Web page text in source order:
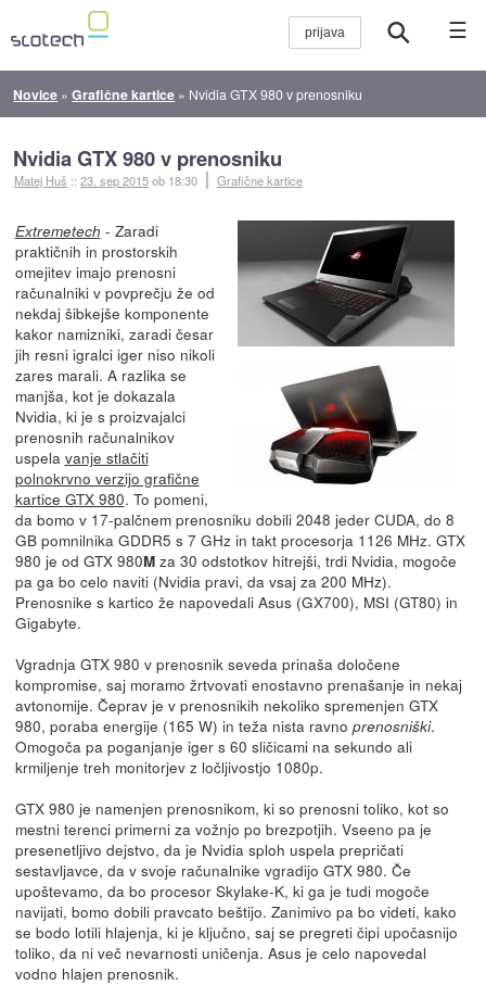
☰
Novice »Grafične kartice » Nvidia GTX 980 v prenosniku
Nvidia GTX 980 v prenosniku
Matej Huš ::23. sep 2015ob 18:30 Grafične kartice
Extremetech - Zaradi
praktičnih in prostorskih
omejitev imajo prenosni
računalniki v povprečju že od
nekdaj šibkejše komponente
kakor namizniki, zaradi česar
jih resni igralci iger niso nikoli
zares marali. A razlika se
manjša, kot je dokazala
Nvidia, ki je s proizvajalci
prenosnih računalnikov
uspela vanje stlačiti
polnokrvno verzijo grafične
kartice GTX 980. To pomeni,
da bomo v 17-palčnem prenosniku dobili 2048 jeder CUDA, do 8
GB pomnilnika GDDR5 s 7 GHz in takt procesorja 1126 MHz. GTX
980 je od GTX 980Mza 30 odstotkov hitrejši, trdi Nvidia, mogoče
pa ga bo celo naviti (Nvidia pravi, da vsaj za 200 MHz).
Prenosnike s kartico že napovedali Asus (GX700), MSI (GT80) in
Gigabyte.
Vgradnja GTX 980 v prenosnik seveda prinaša določene
kompromise, saj moramo žrtvovati enostavno prenašanje in nekaj
avtonomije. Čeprav je v prenosnikih nekoliko spremenjen GTX
980, poraba energije (165 W) in teža nista ravno prenosniški.
Omogoča pa poganjanje iger s 60 sličicami na sekundo ali
krmiljenje treh monitorjev z ločljivostjo 1080p.
GTX 980 je namenjen prenosnikom, ki so prenosni toliko, kot so
mestni terenci primerni za vožnjo po brezpotjih. Vseeno pa je
presenetljivo dejstvo, da je Nvidia sploh uspela prepričati
sestavljavce, da v svoje računalnike vgradijo GTX 980. Če
upoštevamo, da bo procesor Skylake-K, ki ga je tudi mogoče
navijati, bomo dobili pravcato beštijo. Zanimivo pa bo videti, kako
se bodo lotili hlajenja, ki je ključno, saj se pregreti čipi upočasnijo
toliko, da ni več nevarnosti uničenja. Asus je celo napovedal
vodno hlajen prenosnik.